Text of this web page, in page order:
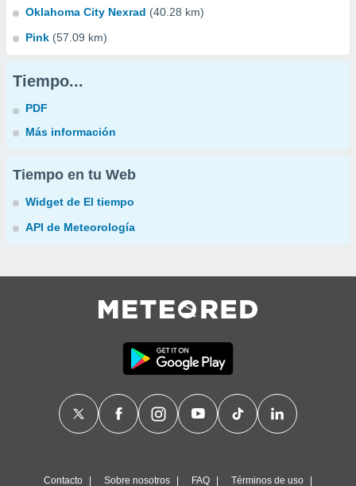
Oklahoma City Nexrad (40.28 km)
Pink (57.09 km)
Tiempo...
PDF
Más información
Tiempo en tu Web
Widget de El tiempo
API de Meteorología
Contacto Sobre nosotros FAQ Términos de uso